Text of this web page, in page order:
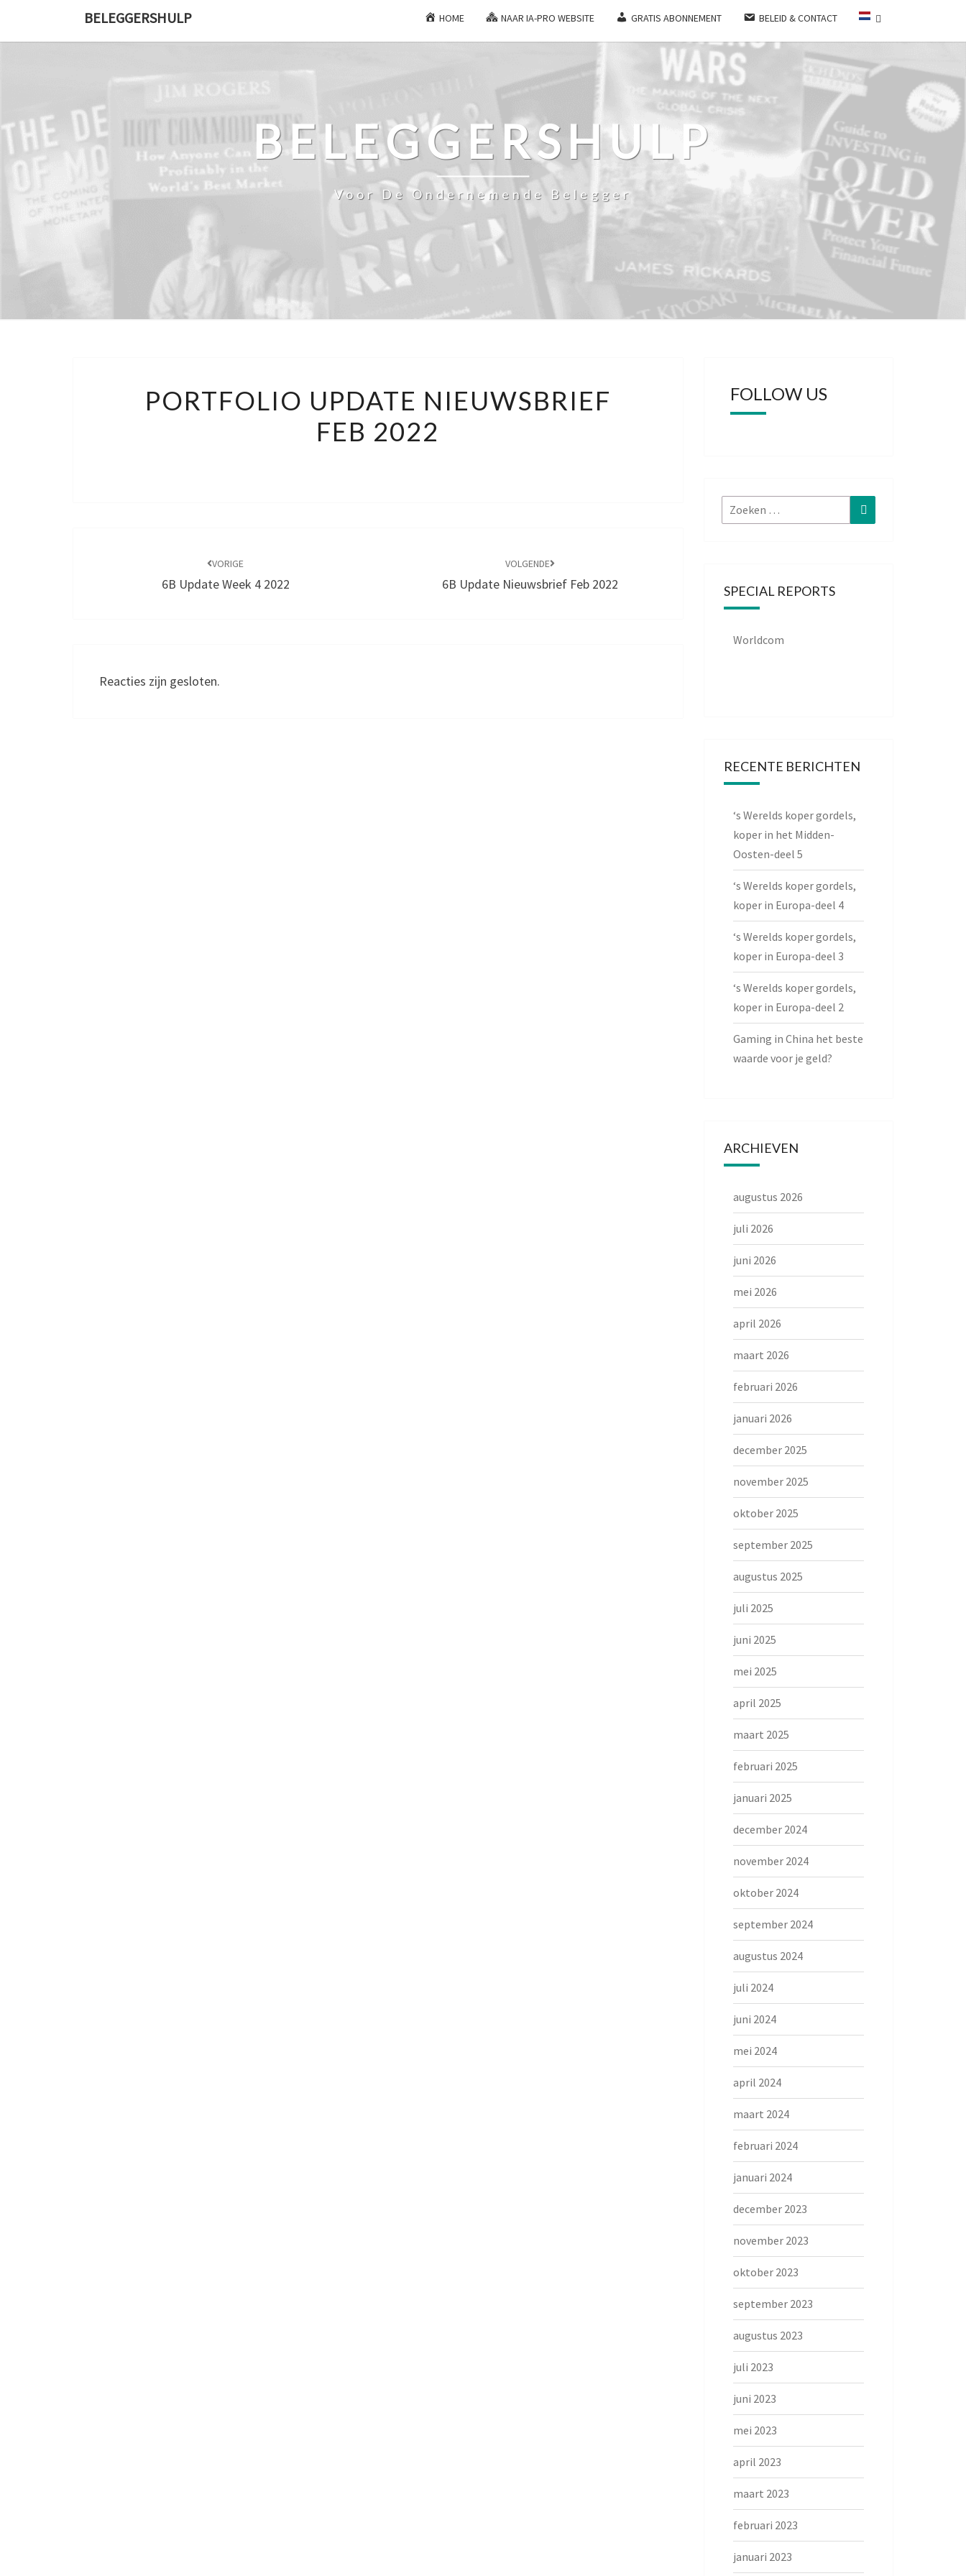
BELEGGERSHULP HOME NAAR IA-PRO WEBSITE GRATIS ABONNEMENT BELEID & CONTACT
BELEGGERSHULP
Voor De Ondernemende Belegger
UPDATE
NIEUWSBRIEF
FEB
PORTFOLIO UPDATE NIEUWSBRIEF
FEB 2022
VORIGE
6B Update Week 4 2022
VOLGENDE
6B Update Nieuwsbrief Feb 2022
Reacties zijn gesloten.
FOLLOW US
Zoeken
naar:
Zoeken
SPECIAL REPORTS
Worldcom
RECENTE BERICHTEN
‘s Werelds koper gordels,
koper in het Midden-
Oosten-deel 5
‘s Werelds koper gordels,
koper in Europa-deel 4
‘s Werelds koper gordels,
koper in Europa-deel 3
‘s Werelds koper gordels,
koper in Europa-deel 2
Gaming in China het beste
waarde voor je geld?
ARCHIEVEN
augustus 2026
juli 2026
juni 2026
mei 2026
april 2026
maart 2026
februari 2026
januari 2026
december 2025
november 2025
oktober 2025
september 2025
augustus 2025
juli 2025
juni 2025
mei 2025
april 2025
maart 2025
februari 2025
januari 2025
december 2024
november 2024
oktober 2024
september 2024
augustus 2024
juli 2024
juni 2024
mei 2024
april 2024
maart 2024
februari 2024
januari 2024
december 2023
november 2023
oktober 2023
september 2023
augustus 2023
juli 2023
juni 2023
mei 2023
april 2023
maart 2023
februari 2023
januari 2023